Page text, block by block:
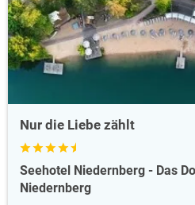
Nur die Liebe zählt
Seehotel Niedernberg - Das
Niedernberg